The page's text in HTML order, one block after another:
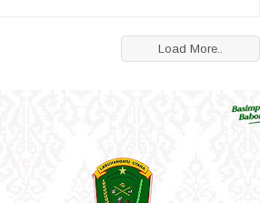
Load More..